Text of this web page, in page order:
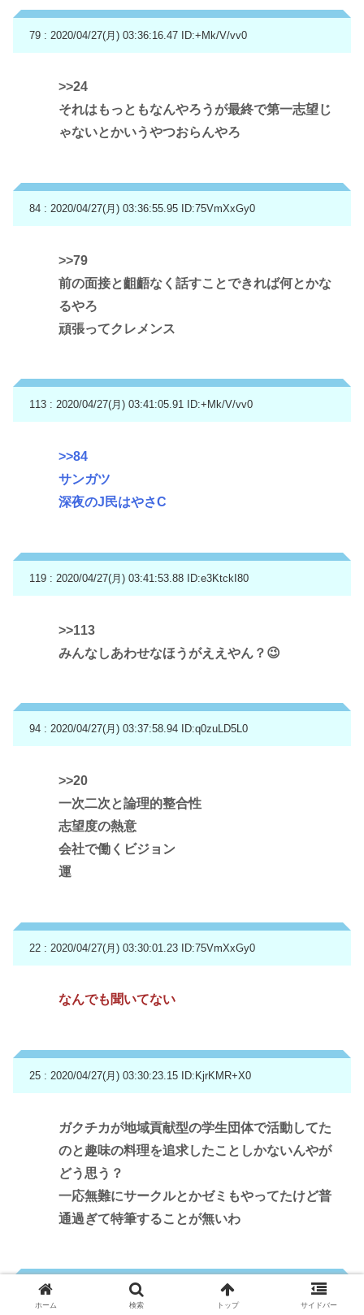
79 : 2020/04/27(月) 03:36:16.47 ID:+Mk/V/vv0
>>24
それはもっともなんやろうが最終で第一志望じ
ゃないとかいうやつおらんやろ
84 : 2020/04/27(月) 03:36:55.95 ID:75VmXxGy0
>>79
前の面接と齟齬なく話すことできれば何とかな
るやろ
頑張ってクレメンス
113 : 2020/04/27(月) 03:41:05.91 ID:+Mk/V/vv0
>>84
サンガツ
深夜のJ民はやさC
119 : 2020/04/27(月) 03:41:53.88 ID:e3KtckI80
>>113
みんなしあわせなほうがええやん？😉
94 : 2020/04/27(月) 03:37:58.94 ID:q0zuLD5L0
>>20
一次二次と論理的整合性
志望度の熱意
会社で働くビジョン
運
22 : 2020/04/27(月) 03:30:01.23 ID:75VmXxGy0
なんでも聞いてない
25 : 2020/04/27(月) 03:30:23.15 ID:KjrKMR+X0
ガクチカが地域貢献型の学生団体で活動してた
のと趣味の料理を追求したことしかないんやが
どう思う？
一応無難にサークルとかゼミもやってたけど普
通過ぎて特筆することが無いわ
28 : 2020/04/27(月) 03:30:39.38 ID:l6mvCMc70
ホーム 検索 トップ サイドバー